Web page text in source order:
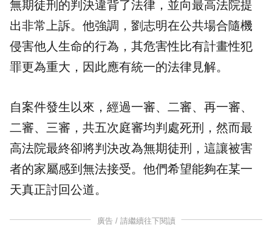
無期徒刑的判決違背了法律，並向最高法院提
出非常上訴。他強調，劉志明在公共場合隨機
侵害他人生命的行為，其危害性比有計畫性犯
罪更為重大，因此應有統一的法律見解。
自案件發生以來，經過一審、二審、再一審、
二審、三審，共五次庭審均判處死刑，然而最
高法院最終卻將判決改為無期徒刑，這讓被害
者的家屬感到無法接受。他們希望能夠在某一
天真正討回公道。
廣告 / 請繼續往下閱讀